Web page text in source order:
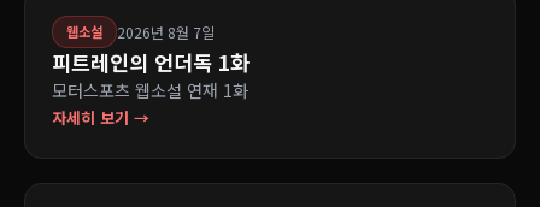
웹소설 2026년 8월 7일
피트레인의 언더독 1화
모터스포츠 웹소설 연재 1화
자세히 보기 →